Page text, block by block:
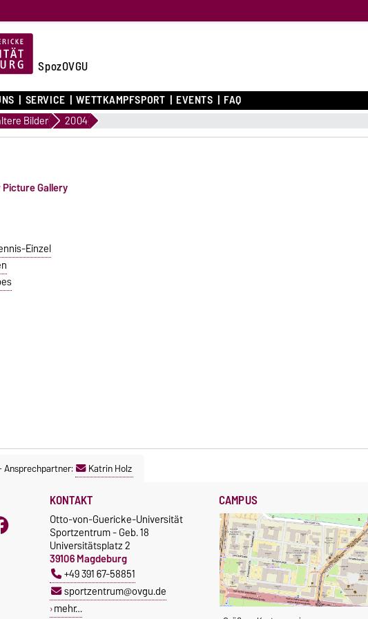
SpozOVGU
SERVICE WETTKAMPFSPORT EVENTS FAQ
Bilder 2004
Gallery
Einzel
Ansprechpartner: Katrin Holz
KONTAKT
Otto-von-Guericke-Universität
Sportzentrum - Geb. 18
Universitätsplatz 2
39106 Magdeburg
+49 391 67-58851
sportzentrum@ovgu.de
mehr…
CAMPUS